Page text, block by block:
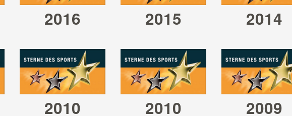
2016 2015 2014
2010
Stern
2010
kleiner Stern
in Silber
2009
großer Stern
in Bronze